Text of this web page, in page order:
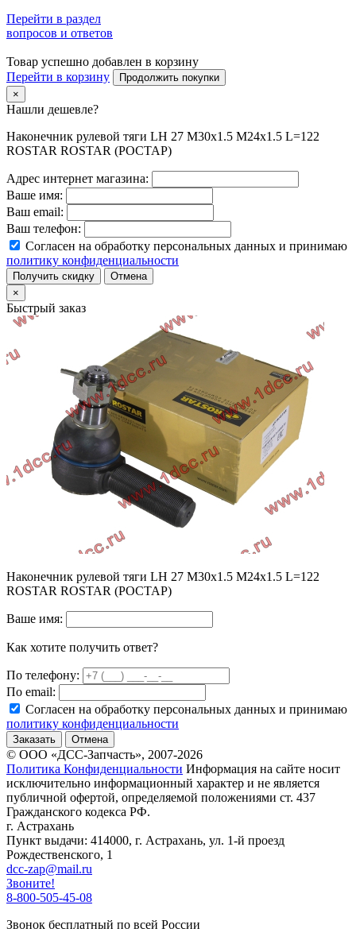
Перейти в раздел
вопросов и ответов
Товар успешно добавлен в корзину
Перейти в корзину
Продолжить покупки
×
Нашли дешевле?
Наконечник рулевой тяги LH 27 M30x1.5 M24x1.5 L=122
ROSTAR ROSTAR (РОСТАР)
Адрес интернет магазина:
Ваше имя:
Ваш email:
Ваш телефон:
Согласен на обработку персональных данных и принимаю
политику конфиденциальности
Получить скидку
Отмена
×
Быстрый заказ
Наконечник рулевой тяги LH 27 M30x1.5 M24x1.5 L=122
ROSTAR ROSTAR (РОСТАР)
Ваше имя:
Как хотите получить ответ?
По телефону:
По email:
Согласен на обработку персональных данных и принимаю
политику конфиденциальности
Заказать Отмена
© ООО «ДСС-Запчасть», 2007-2026
Политика Конфиденциальности Информация на сайте носит
исключительно информационный характер и не является
публичной офертой, определяемой положениями ст. 437
Гражданского кодекса РФ.
г. Астрахань
Пункт выдачи: 414000, г. Астрахань, ул. 1-й проезд
Рождественского, 1
dcc-zap@mail.ru
Звоните!
8-800-505-45-08
Звонок бесплатный по всей России